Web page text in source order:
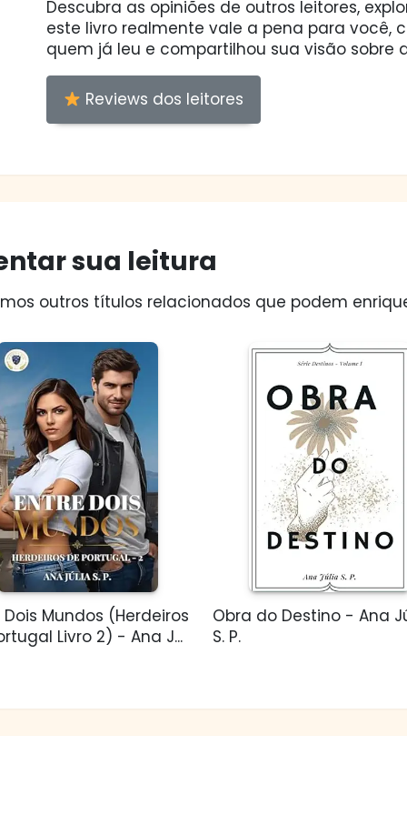
Descubra as opiniões de outros leitores,
este livro realmente vale a pena para você,
quem já leu e compartilhou sua visão sobre
Reviews dos leitores
sua leitura
outros títulos relacionados que podem
Dois Mundos (Herdeiros
Livro 2) - Ana J...
Obra do Destino - Ana
S. P.